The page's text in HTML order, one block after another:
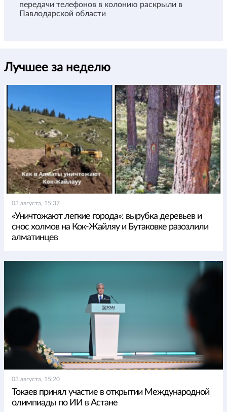
передачи телефонов в колонию раскрыли в
Павлодарской области
Лучшее за неделю
03 августа, 15:37
«Уничтожают легкие города»: вырубка деревьев и
снос холмов на Кок-Жайляу и Бутаковке разозлили
алматинцев
03 августа, 15:20
Токаев принял участие в открытии Международной
олимпиады по ИИ в Астане